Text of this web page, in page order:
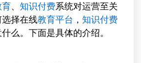
育、 知识付费系统对运营至关
择在线教育平台 ， 知识付费
么。下面是具体的介绍。